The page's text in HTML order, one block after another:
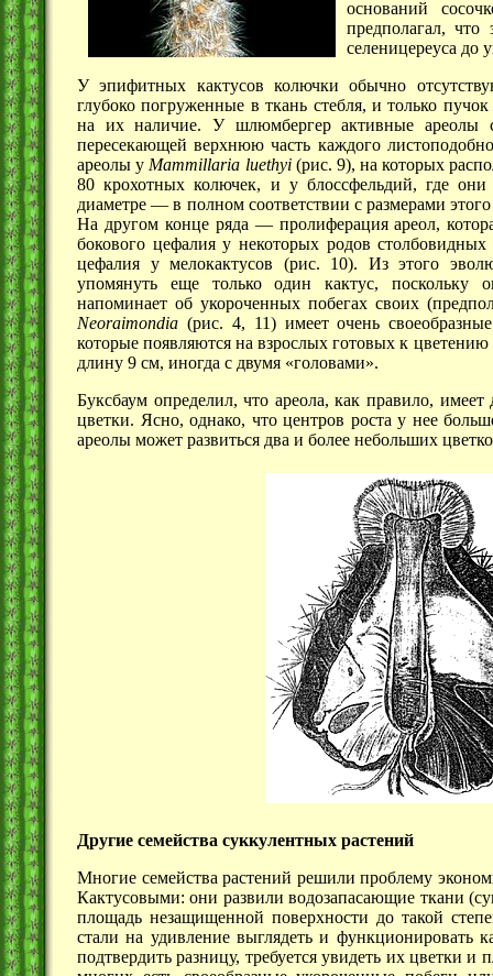
оснований
предполагал,
селеницереуса до
У эпифитных кактусов колючки обычно
глубоко погруженные в ткань стебля, и только
на их наличие. У шлюмбергер активные ареолы
пересекающей верхнюю часть каждого
ареолы уMammillaria luethyi (рис. 9), на которых
80 крохотных колючек, и у блоссфельдий, где
диаметре — в полном соответствии с размерами
На другом конце ряда —пролиферация ареол,
бокового цефалия у некоторых родов столбовидных
цефалия у мелокактусов (рис. 10). Из этого
упомянуть еще только один кактус, поскольку
напоминает об укороченных побегах своих
Neoraimondia (рис. 4, 11)имеет очень
которые появляются на взрослых готовых к цветению
длину 9 см, иногда с двумя «головами».
Буксбаум определил, что ареола, как правило,
цветки. Ясно, однако, что центров роста у нее
ареолы может развиться два и более небольших
Другие семейства суккулентных растений
Многие семейства растений решили проблему
Кактусовыми: они развили водозапасающие ткани
площадь незащищенной поверхности до такой
стали на удивление выглядеть и функционировать
подтвердить разницу, требуется увидеть их цветки